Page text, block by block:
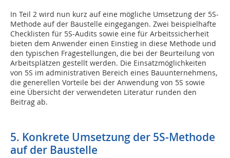
In Teil 2 wird nun kurz auf eine mögliche Umsetzung der 5S-
Methode auf der Baustelle eingegangen. Zwei beispielhafte
Checklisten für 5S-Audits sowie eine für Arbeitssicherheit
bieten dem Anwender einen Einstieg in diese Methode und
den typischen Fragestellungen, die bei der Beurteilung von
Arbeitsplätzen gestellt werden. Die Einsatzmöglichkeiten
von 5S im administrativen Bereich eines Bauunternehmens,
die generellen Vorteile bei der Anwendung von 5S sowie
eine Übersicht der verwendeten Literatur runden den
Beitrag ab.
5. Konkrete Umsetzung der 5S-Methode
auf der Baustelle